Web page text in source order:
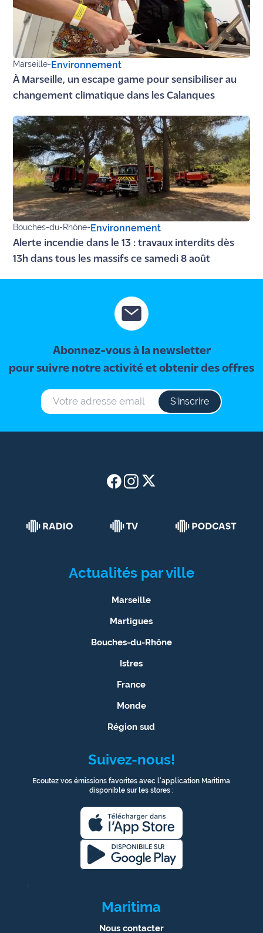
Marseille-Environnement
À Marseille, un escape game pour sensibiliser au
changement climatique dans les Calanques
Bouches-du-Rhône-Environnement
Alerte incendie dans le 13 : travaux interdits dès
13h dans tous les massifs ce samedi 8 août
Abonnez-vous à la newsletter
pour suivre notre activité et obtenir des offres
S‘inscrire
Actualités par ville
Marseille
Martigues
Bouches-du-Rhône
Istres
France
Monde
Région sud
Suivez-nous!
Ecoutez vos émissions favorites avec l’application Maritima
disponible sur les stores :
1
Maritima
Nous contacter